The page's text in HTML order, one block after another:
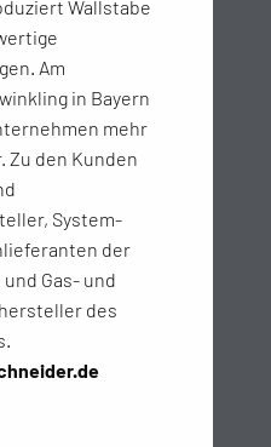
Wallstabe
Am
in Bayern
mehr
Zu den Kunden
System-
der
Gas- und
des